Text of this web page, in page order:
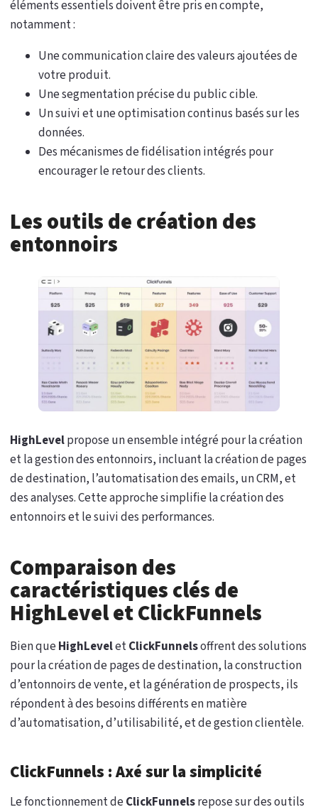
éléments essentiels doivent être pris en compte,
notamment :
Une communication claire des valeurs ajoutées de
votre produit.
Une segmentation précise du public cible.
Un suivi et une optimisation continus basés sur les
données.
Des mécanismes de fidélisation intégrés pour
encourager le retour des clients.
Les outils de création des
entonnoirs
HighLevelpropose un ensemble intégré pour la création
et la gestion des entonnoirs, incluant la création de pages
de destination, l’automatisation des emails, un CRM, et
des analyses. Cette approche simplifie la création des
entonnoirs et le suivi des performances.
Comparaison des
caractéristiques clés de
HighLevel et ClickFunnels
Bien queHighLeveletClickFunnelsoffrent des solutions
pour la création de pages de destination, la construction
d’entonnoirs de vente, et la génération de prospects, ils
répondent à des besoins différents en matière
d’automatisation, d’utilisabilité, et de gestion clientèle.
ClickFunnels : Axé sur la simplicité
Le fonctionnement deClickFunnelsrepose sur des outils